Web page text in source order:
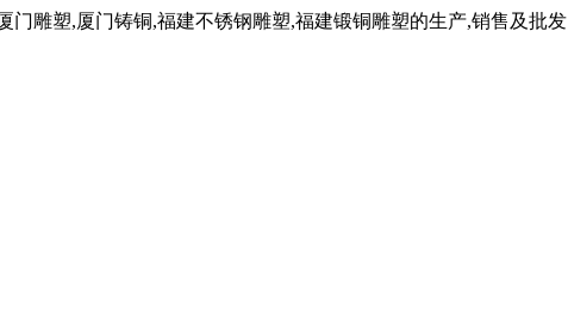
门雕塑,厦门铸铜,福建不锈钢雕塑,福建锻铜雕塑的生产,销售及批发